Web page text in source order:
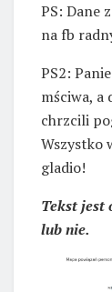
PS: Dane
na fb
PS2:
mściwa, a
chrzcili
Wszystko
gladio!
Tekst jest
lub nie.